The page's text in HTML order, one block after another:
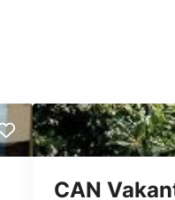
CAN